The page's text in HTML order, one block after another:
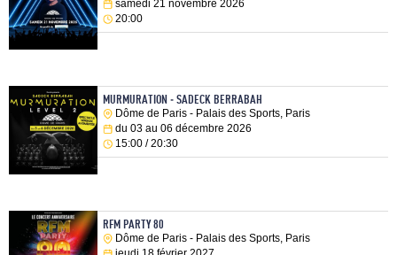
samedi 21 novembre 2026
20:00
MURMURATION - SADECK BERRABAH
Dôme de Paris - Palais des Sports, Paris
du 03 au 06 décembre 2026
15:00 / 20:30
RFM PARTY 80
Dôme de Paris - Palais des Sports, Paris